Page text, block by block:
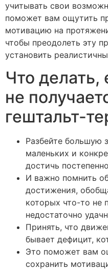
учитывать свои
поможет вам ощутить
мотивацию на
чтобы преодолеть эту
установить
Что делать,
не
гештальт-
Разбейте большую
маленьких и
достичь
И важно помнить
достижения,
которых что-то не
недостаточно
Принять, что
бывает дефицит,
Это поможет вам
сохранить